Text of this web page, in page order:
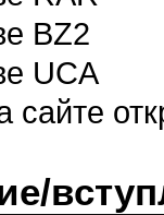
BZ2
UCA
сайте